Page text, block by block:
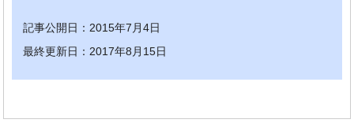
記事公開日：2015年7月4日
最終更新日：2017年8月15日